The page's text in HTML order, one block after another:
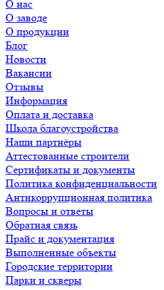
О нас
О заводе
О продукции
Блог
Новости
Вакансии
Отзывы
Информация
Оплата и доставка
Школа благоустройства
Наши партнёры
Аттестованные строители
Сертификаты и документы
Политика конфиденциальности
Антикоррупционная политика
Вопросы и ответы
Обратная связь
Прайс и документация
Выполненные объекты
Городские территории
Парки и скверы